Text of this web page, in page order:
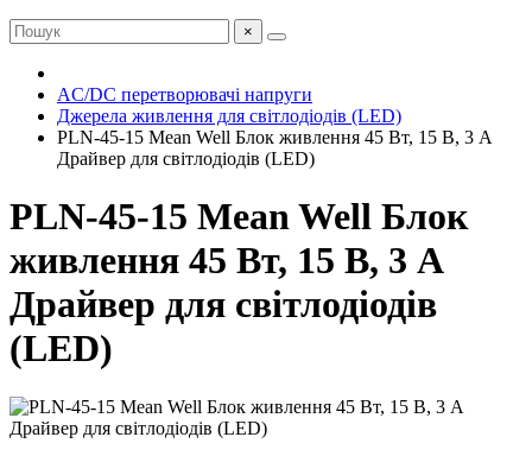
×
AC/DC перетворювачі напруги
Джерела живлення для світлодіодів (LED)
PLN-45-15 Mean Well Блок живлення 45 Вт, 15 В, 3 А
Драйвер для світлодіодів (LED)
PLN-45-15 Mean Well Блок
живлення 45 Вт, 15 В, 3 А
Драйвер для світлодіодів
(LED)